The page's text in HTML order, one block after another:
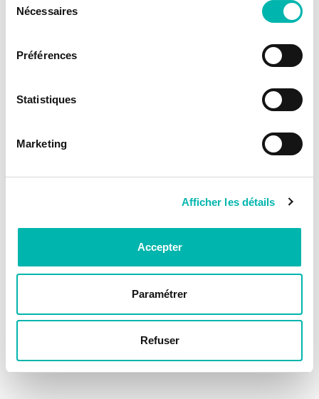
Nécessaires
Préférences
Statistiques
Marketing
Afficher les détails
Accepter
Paramétrer
Refuser